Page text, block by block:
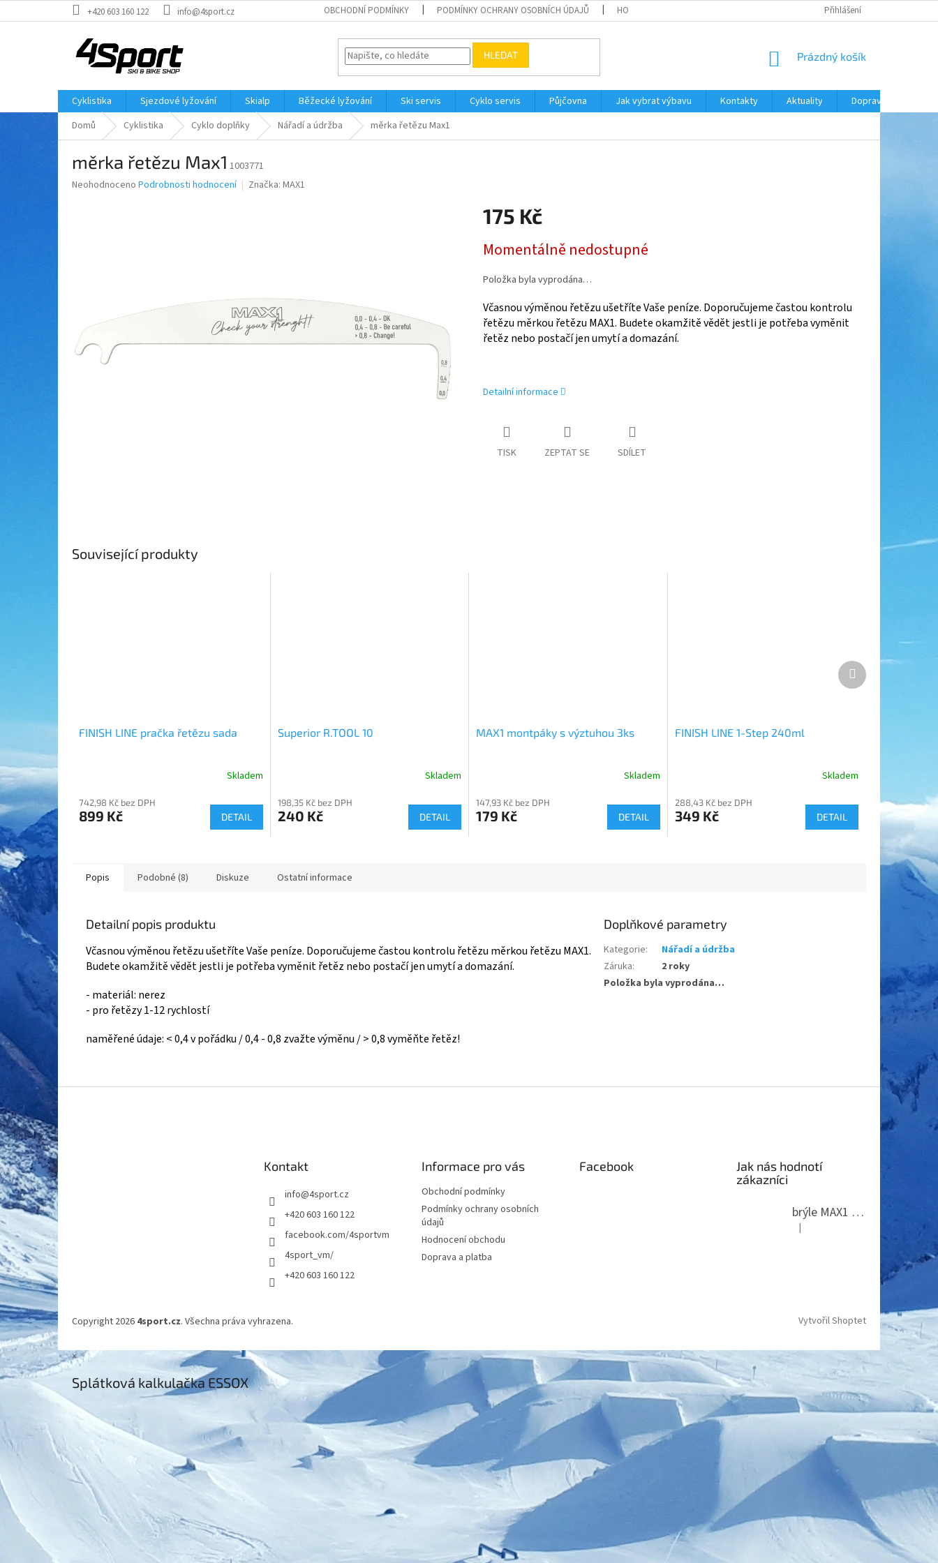
na
+420 603 160 122 info@4sport.cz OBCHODNÍ PODMÍNKY PODMÍNKY OCHRANY OSOBNÍCH ÚDAJŮ HODNOCENÍ OBCHODU Přihlášení
HLEDAT
NÁKUPNÍ
Prázdný košík
Cyklistika Sjezdové lyžování Skialp Běžecké lyžování Ski servis Cyklo servis Půjčovna Jak vybrat výbavu Kontakty Aktuality
Doprava a platba
Domů
Cyklistika Cyklo doplňky Nářadí a údržba měrka řetězu Max1
měrka řetězu Max1 1003771
Průměrné
Neohodnoceno Podrobnosti hodnocení Značka: MAX1
175 Kč
cena:
Momentálně nedostupné
Položka byla vyprodána…
Včasnou výměnou řetězu ušetříte Vaše peníze. Doporučujeme častou kontrolu
řetězu měrkou řetězu MAX1. Budete okamžitě vědět jestli je potřeba vyměnit
řetěz nebo postačí jen umytí a domazání.
Detailní informace
TISK ZEPTAT SE SDÍLET
Související produkty
FINISH LINE pračka řetězu sada
Skladem
742,98 Kč bez DPH
899 Kč DETAIL
Superior R.TOOL 10
Skladem
198,35 Kč bez DPH
240 Kč DETAIL
MAX1 montpáky s výztuhou 3ks
Skladem
147,93 Kč bez DPH
179 Kč DETAIL
FINISH LINE 1-Step 240ml
Skladem
288,43 Kč bez DPH
349 Kč DETAIL
Další
produkt
Popis Podobné (8) Diskuze Ostatní informace
Detailní popis produktu
Včasnou výměnou řetězu ušetříte Vaše peníze. Doporučujeme častou kontrolu řetězu měrkou řetězu MAX1.
Budete okamžitě vědět jestli je potřeba vyměnit řetěz nebo postačí jen umytí a domazání.
- materiál: nerez
- pro řetězy 1-12 rychlostí
naměřené údaje: < 0,4 v pořádku / 0,4 - 0,8 zvažte výměnu / > 0,8 vyměňte řetěz!
Doplňkové parametry
Kategorie:
Nářadí a údržba
Záruka:
2 roky
Položka byla vyprodána…
á
p
a
t
í
Kontakt
info@4sport.cz
+420 603 160 122
facebook.com/4sportvm
4sport_vm/
+420 603 160 122
Informace pro vás
Obchodní podmínky
Podmínky ochrany osobních
údajů
Hodnocení obchodu
Doprava a platba
Facebook
Jak nás hodnotí
zákazníci
brýle MAX1 Thunder
Hodnocení produktu je 5 z 5
|
Vytvořil Shoptet
Copyright 2026 4sport.cz. Všechna práva vyhrazena.
×
Splátková kalkulačka ESSOX